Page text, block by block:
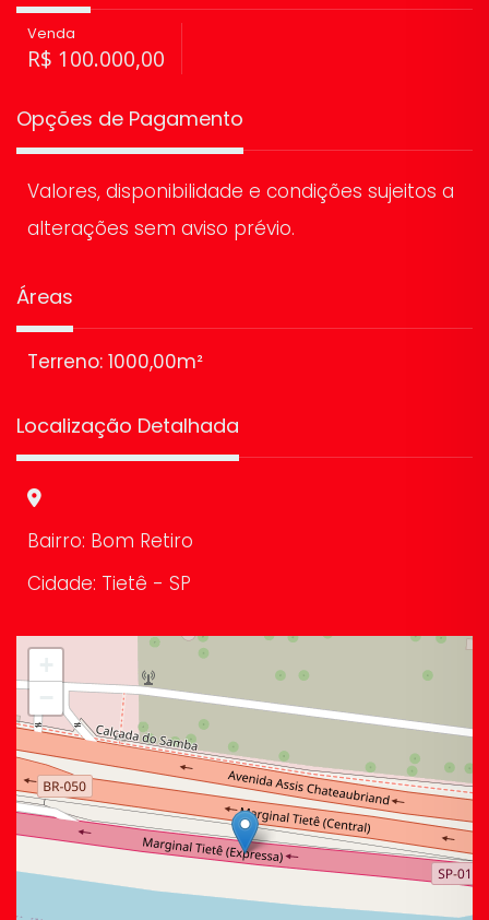
Venda
R$ 100.000,00
Opções de Pagamento
Valores, disponibilidade e condições sujeitos a
alterações sem aviso prévio.
Áreas
Terreno: 1000,00m²
Localização Detalhada
Bairro: Bom Retiro
Cidade: Tietê - SP